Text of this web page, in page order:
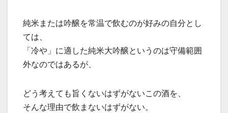
純米または吟醸を常温で飲むのが好みの自分とし
ては、
「冷や」に適した純米大吟醸というのは守備範囲
外なのではあるが、
どう考えても旨くないはずがないこの酒を、
そんな理由で飲まないはずがない。